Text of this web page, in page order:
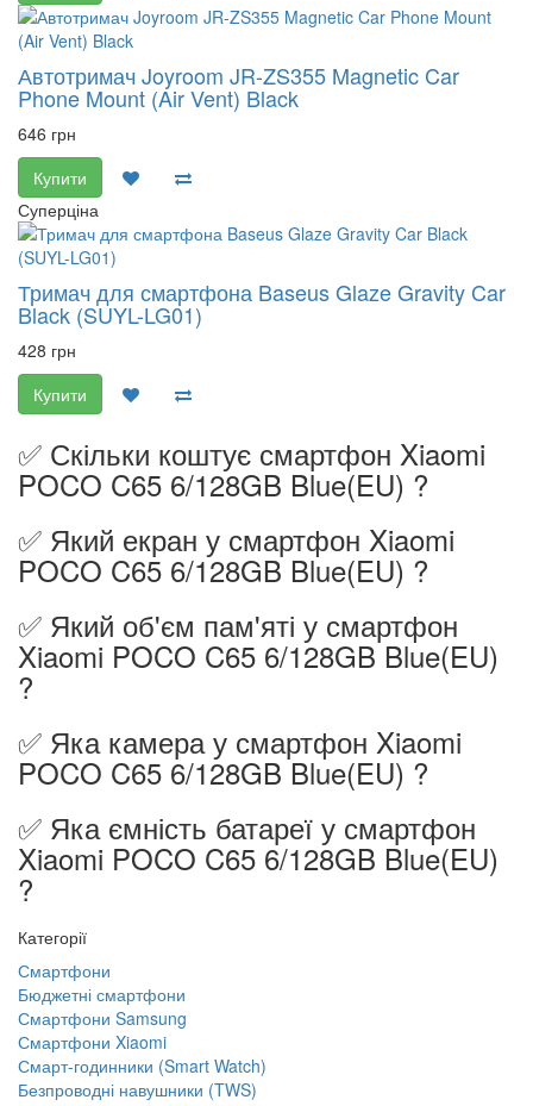
Автотримач Joyroom JR-ZS355 Magnetic Car
Phone Mount (Air Vent) Black
646 грн
Купити
Суперціна
Тримач для смартфона Baseus Glaze Gravity Car
Black (SUYL-LG01)
428 грн
Купити
✅ Скільки коштує смартфон Xiaomi
POCO C65 6/128GB Blue(EU) ?
✅ Який екран у смартфон Xiaomi
POCO C65 6/128GB Blue(EU) ?
✅ Який об'єм пам'яті у смартфон
Xiaomi POCO C65 6/128GB Blue(EU)
?
✅ Яка камера у смартфон Xiaomi
POCO C65 6/128GB Blue(EU) ?
✅ Яка ємність батареї у смартфон
Xiaomi POCO C65 6/128GB Blue(EU)
?
Категорії
Смартфони
Бюджетні смартфони
Смартфони Samsung
Смартфони Xiaomi
Смарт-годинники (Smart Watch)
Безпроводні навушники (TWS)